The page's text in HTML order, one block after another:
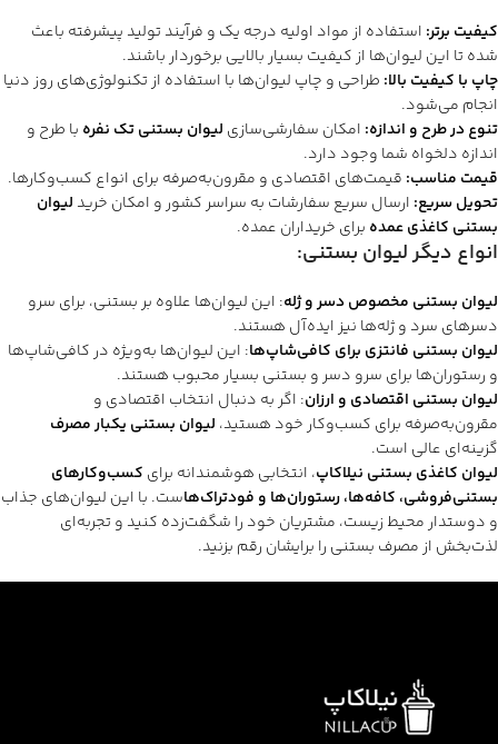
کیفیت برتر: استفاده از مواد اولیه درجه یک و فرآیند تولید پیشرفته باعث
شده تا این لیوان‌ها از کیفیت بسیار بالایی برخوردار باشند.
چاپ با کیفیت بالا: طراحی و چاپ لیوان‌ها با استفاده از تکنولوژی‌های روز دنیا
انجام می‌شود.
تنوع در طرح و اندازه: امکان سفارشی‌سازی لیوان بستنی تک نفره با طرح و
اندازه دلخواه شما وجود دارد.
قیمت مناسب: قیمت‌های اقتصادی و مقرون‌به‌صرفه برای انواع کسب‌وکارها.
تحویل سریع: ارسال سریع سفارشات به سراسر کشور و امکان خرید لیوان
بستنی کاغذی عمده برای خریداران عمده.
انواع دیگر لیوان بستنی:
لیوان بستنی مخصوص دسر و ژله: این لیوان‌ها علاوه بر بستنی، برای سرو
دسرهای سرد و ژله‌ها نیز ایده‌آل هستند.
لیوان بستنی فانتزی برای کافی‌شاپ‌ها: این لیوان‌ها به‌ویژه در کافی‌شاپ‌ها
و رستوران‌ها برای سرو دسر و بستنی بسیار محبوب هستند.
لیوان بستنی اقتصادی و ارزان: اگر به دنبال انتخاب اقتصادی و
مقرون‌به‌صرفه برای کسب‌وکار خود هستید، لیوان بستنی یکبار مصرف
گزینه‌ای عالی است.
لیوان کاغذی بستنی نیلاکاپ، انتخابی هوشمندانه برای کسب‌وکارهای
بستنی‌فروشی، کافه‌ها، رستوران‌ها و فودتراک‌هاست. با این لیوان‌های جذاب
و دوستدار محیط زیست، مشتریان خود را شگفت‌زده کنید و تجربه‌ای
لذت‌بخش از مصرف بستنی را برایشان رقم بزنید.